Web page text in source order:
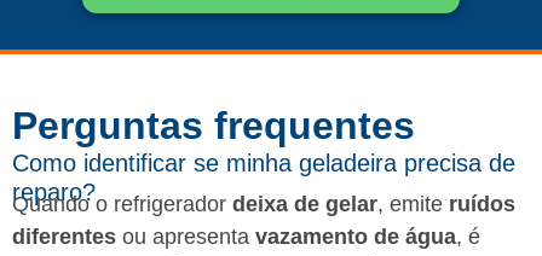
Perguntas frequentes​
Como identificar se minha geladeira precisa de
reparo?
Quando o refrigerador deixa de gelar, emite ruídos
diferentes ou apresenta vazamento de água, é